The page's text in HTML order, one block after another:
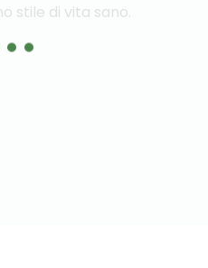
stile di vita sano.